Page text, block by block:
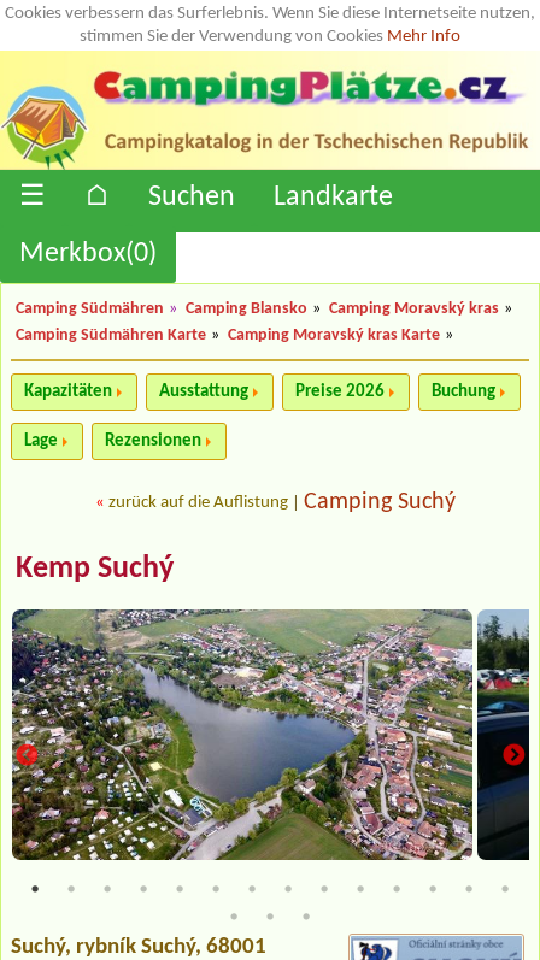
Cookies verbessern das Surferlebnis. Wenn Sie diese Internetseite nutzen,
stimmen Sie der Verwendung von Cookies Mehr Info
☰ ⌂ Suchen
Landkarte
Merkbox(0)
Camping Südmähren » Camping Blansko » Camping Moravský kras »
Camping Südmähren Karte » Camping Moravský kras Karte »
Kapazitäten Ausstattung Preise 2026 Buchung
Lage Rezensionen
« zurück auf die Auflistung Camping Suchý
Kemp Suchý
Suchý, rybník Suchý, 68001